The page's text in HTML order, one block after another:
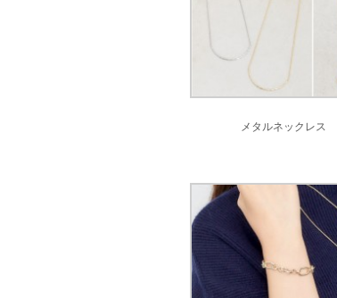
メタルネックレス